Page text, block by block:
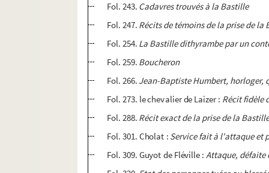
Fol. 243. Cadavres trouvés à la Bastille
Fol. 247. Récits de témoins de la prise de la
Fol. 254. La Bastille dithyrambe par un
Fol. 259. Boucheron
Fol. 266. Jean-Baptiste Humbert, horloger,
Fol. 273. le chevalier de Laizer : Récit fidèle
Fol. 288. Récit exact de la prise de la
Fol. 301. Cholat : Service fait à l'attaque et
Fol. 309. Guyot de Fléville :Attaque, défaite